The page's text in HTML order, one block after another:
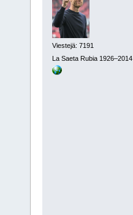
Viestejä: 7191
La Saeta Rubia 1926–2014